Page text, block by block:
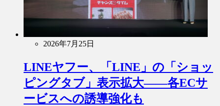
2026年7月25日
LINEヤフー、「LINE」の「ショッ
ピングタブ」表示拡大――各ECサ
ービスへの誘導強化も